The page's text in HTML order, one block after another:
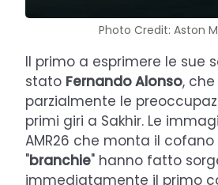
Photo Credit: Aston
Il primo a esprimere le sue
stato Fernando Alonso,
parzialmente le
primi giri a Sakhir. Le
AMR26 che monta il cofano
"branchie" hanno fatto
immediatamente il primo